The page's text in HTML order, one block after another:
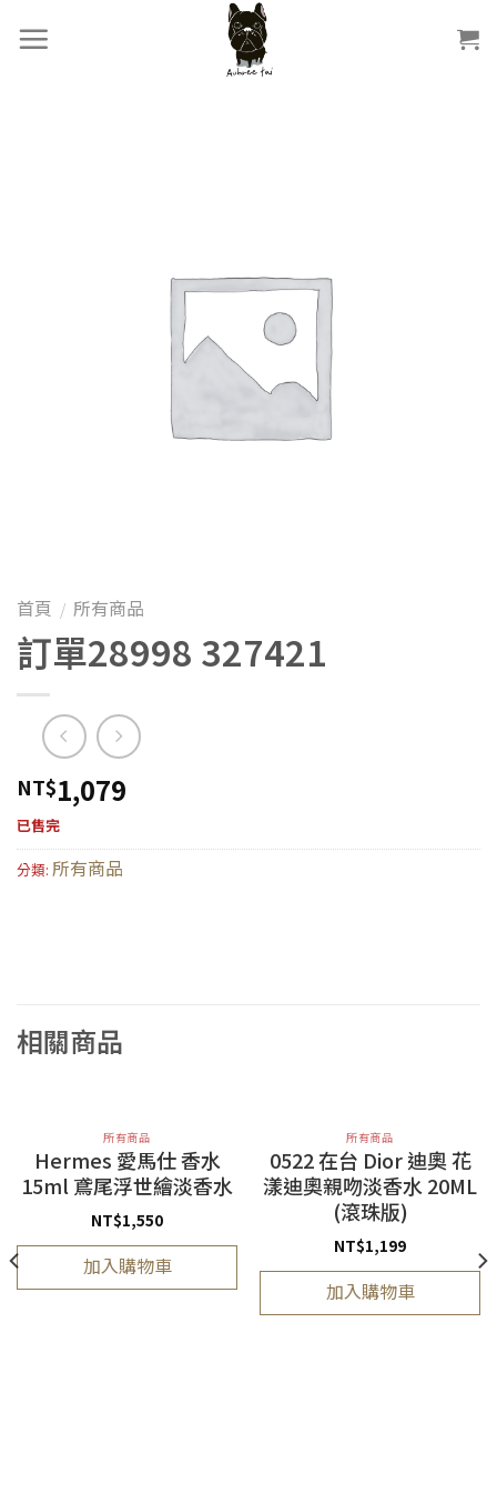
首頁 / 所有商品
訂單28998 327421
NT$1,079
已售完
分類: 所有商品
相關商品
所有商品
Hermes 愛馬仕 香水
15ml 鳶尾浮世繪淡香水
NT$1,550
加入購物車
所有商品
0522 在台 Dior 迪奧 花
漾迪奧親吻淡香水 20ML
(滾珠版)
NT$1,199
加入購物車